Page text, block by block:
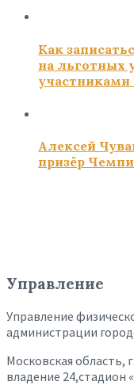
Как
на льготных
участниками
Алексей
призёр
Управление
Управление
администрации
Московская область,
владение 24,стадион